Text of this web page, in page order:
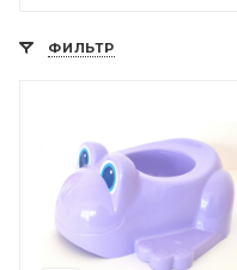
ФИЛЬТР